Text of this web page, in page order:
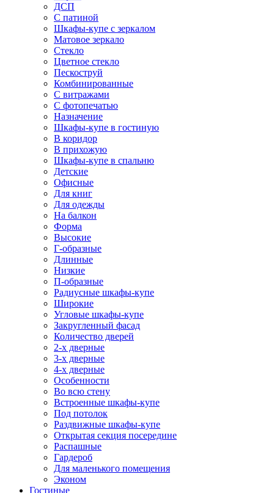
ДСП
С патиной
Шкафы-купе с зеркалом
Матовое зеркало
Стекло
Цветное стекло
Пескоструй
Комбинированные
С витражами
С фотопечатью
Назначение
Шкафы-купе в гостиную
В коридор
В прихожую
Шкафы-купе в спальню
Детские
Офисные
Для книг
Для одежды
На балкон
Форма
Высокие
Г-образные
Длинные
Низкие
П-образные
Радиусные шкафы-купе
Широкие
Угловые шкафы-купе
Закругленный фасад
Количество дверей
2-х дверные
3-х дверные
4-х дверные
Особенности
Во всю стену
Встроенные шкафы-купе
Под потолок
Раздвижные шкафы-купе
Открытая секция посередине
Распашные
Гардероб
Для маленького помещения
Эконом
Гостиные